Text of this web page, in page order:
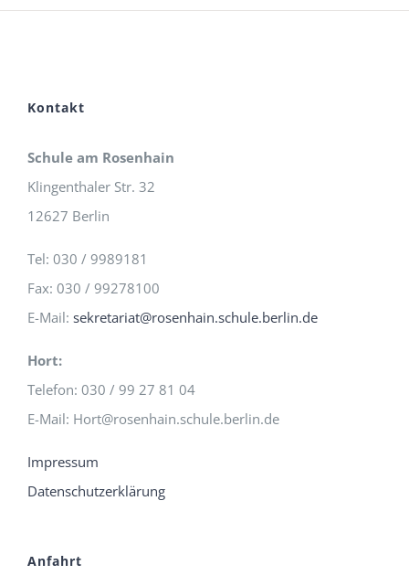
Kontakt
Schule am Rosenhain
Klingenthaler Str. 32
12627 Berlin
Tel: 030 / 9989181
Fax: 030 / 99278100
E-Mail: sekretariat@rosenhain.schule.berlin.de
Hort:
Telefon: 030 / 99 27 81 04
E-Mail: Hort@rosenhain.schule.berlin.de
Impressum
Datenschutzerklärung
Anfahrt